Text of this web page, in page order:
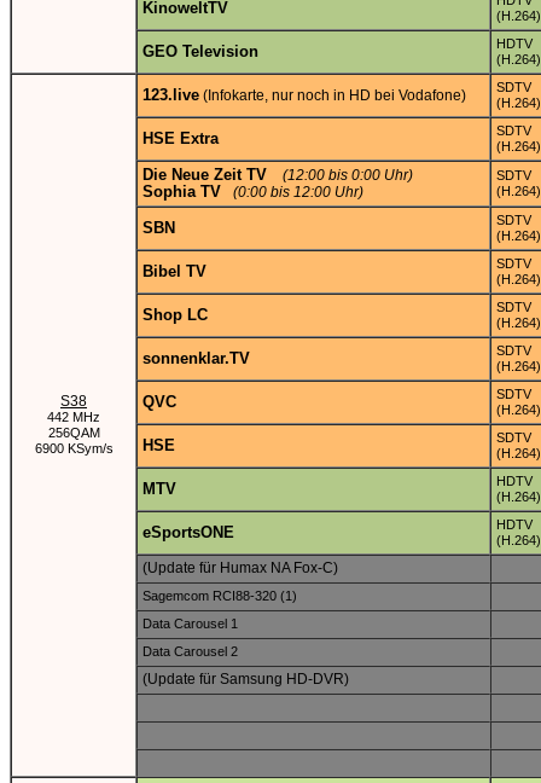
KinoweltTV
(H.264)
GEO Television
HDTV
(H.264)
S38
442 MHz
256QAM
6900 KSym/s
123.live (Infokarte, nur noch in HD bei Vodafone)
SDTV
(H.264)
HSE Extra
SDTV
(H.264)
Die Neue Zeit TV (12:00 bis 0:00 Uhr)
Sophia TV (0:00 bis 12:00 Uhr)
SDTV
(H.264)
SBN
SDTV
(H.264)
Bibel TV
SDTV
(H.264)
Shop LC
SDTV
(H.264)
sonnenklar.TV
SDTV
(H.264)
QVC
SDTV
(H.264)
HSE
SDTV
(H.264)
MTV
HDTV
(H.264)
eSportsONE
HDTV
(H.264)
(Update für Humax NA Fox-C)
Sagemcom RCI88-320 (1)
Data Carousel 1
Data Carousel 2
(Update für Samsung HD-DVR)